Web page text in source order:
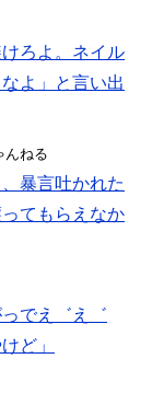
ろよ。ネイル
よ」と言い出
んねる
暴言吐かれた
てもらえなか
でえ゛え゛
ど」